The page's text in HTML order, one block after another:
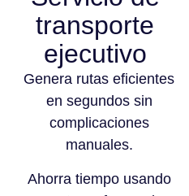
transporte
ejecutivo
Genera rutas eficientes
en segundos sin
complicaciones
manuales.
Ahorra tiempo usando